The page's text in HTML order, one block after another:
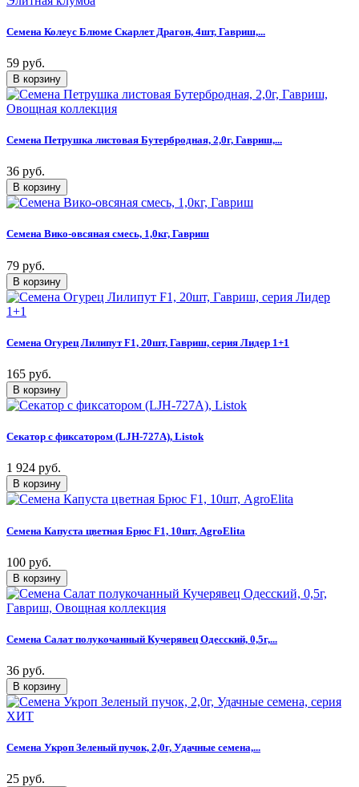
Семена Колеус Блюме Скарлет Драгон, 4шт, Гавриш,...
59 руб.
Семена Петрушка листовая Бутербродная, 2,0г, Гавриш,...
36 руб.
Семена Вико-овсяная смесь, 1,0кг, Гавриш
79 руб.
Семена Огурец Лилипут F1, 20шт, Гавриш, серия Лидер 1+1
165 руб.
Секатор с фиксатором (LJH-727А), Listok
1 924 руб.
Семена Капуста цветная Брюс F1, 10шт, AgroElita
100 руб.
Семена Салат полукочанный Кучерявец Одесский, 0,5г,...
36 руб.
Семена Укроп Зеленый пучок, 2,0г, Удачные семена,...
25 руб.